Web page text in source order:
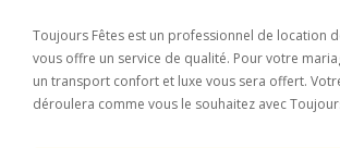
Toujours Fêtes est un professionnel de location
vous offre un service de qualité. Pour votre
un transport confort et luxe vous sera offert.
déroulera comme vous le souhaitez avec